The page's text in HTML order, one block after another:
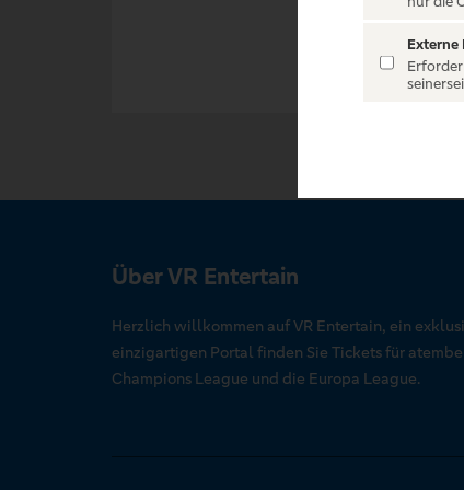
Über VR Entertain
Herzlich willkommen auf VR Entertain, ein
einzigartigen Portal finden Sie Tickets für
Champions League und die Europa League.
Externe